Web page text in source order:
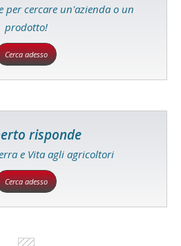
per cercare un'azienda o un
prodotto!
Cerca adesso
risponde
e Vita agli agricoltori
Cerca adesso